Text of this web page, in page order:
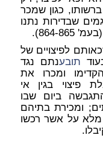
כגון שמכר
שבדירות נתנו
865).
לפיצויים של
תובענתם נגד
ומכרו את
פיצוי בגין אי
ביום שבו
ומכירת בתיהם
מלא על אשר רכשו